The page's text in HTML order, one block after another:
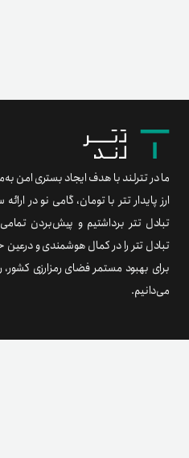
ما در تترلند با هدف ایجاد بستری امن
ارز پایدار تتر با تومان، گامی نو در
تبادل تتر برداشتیم و پیش‌بردن
تبادل تتر را در کمال هوشمندی و
برای بهبود مستمر فضای رمزارزی
می‌دانیم.